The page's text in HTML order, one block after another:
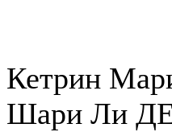
Кетрин
Шари Ли